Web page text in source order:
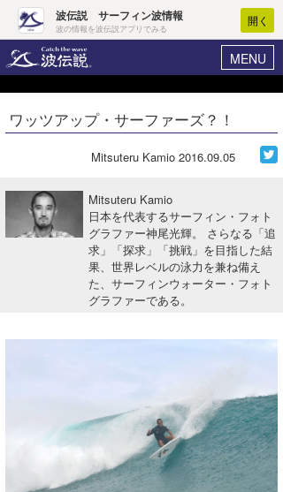
波伝説 サーフィン波情報
波の情報を波伝説アプリでみる
開く
MENU
ヘルプ マイホーム
ログイン
波情報･概況
WAVE HUNTER 波予想ツール
サーフィンエリアガイド
今月のプレゼント
ワッツアップ・サーファーズ？！
Mitsuteru Kamio 2016.09.05
Mitsuteru Kamio
日本を代表するサーフィン・フォト
グラファー神尾光輝。 さらなる「追
求」「探求」「挑戦」を目指した結
果、世界レベルの泳力を兼ね備え
た、サーフィンウォーター・フォト
グラファーである。
Core Surf Japan
コンテスト
ファッション/グッズ
アート＆エンタメ
ショップ情報
千葉北
伊豆
その他
ルール＆How to